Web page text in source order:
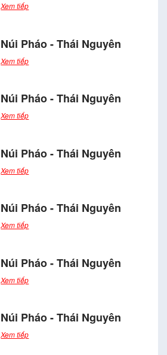
Xem tiếp
Núi Pháo - Thái Nguyên
Xem tiếp
Núi Pháo - Thái Nguyên
Xem tiếp
Núi Pháo - Thái Nguyên
Xem tiếp
Núi Pháo - Thái Nguyên
Xem tiếp
Núi Pháo - Thái Nguyên
Xem tiếp
Núi Pháo - Thái Nguyên
Xem tiếp